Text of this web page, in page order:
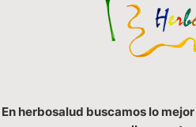
En herbosalud buscamos lo